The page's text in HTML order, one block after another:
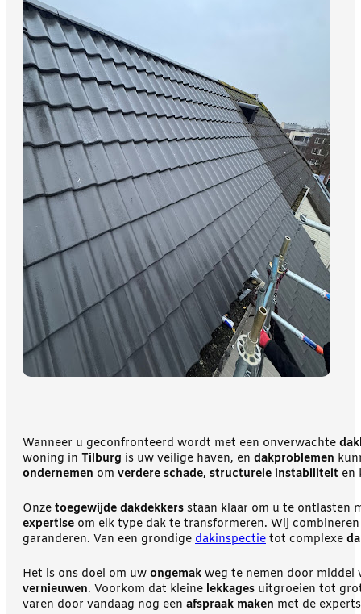
Wanneer u geconfronteerd wordt met een onverwachte
woning in Tilburg is uw veilige haven, en dakproblemen
ondernemen om verdere schade, structurele instabiliteit en
Onze toegewijde dakdekkers staan klaar om u te ontlasten
expertise om elk type dak te transformeren. Wij
garanderen. Van een grondige dakinspectie tot complexe
Het is ons doel om uw ongemak weg te nemen door middel
vernieuwen. Voorkom dat kleine lekkages uitgroeien tot
varen door vandaag nog een afspraak maken met de